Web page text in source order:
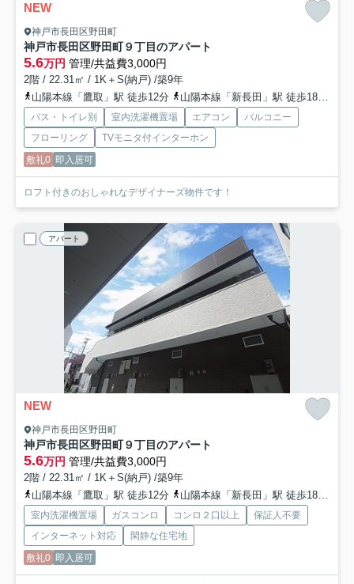
NEW
神戸市長田区野田町
神戸市長田区野田町９丁目のアパート
5.6万円 管理/共益費3,000円
2階 / 22.31㎡ / 1K＋S(納戸) /築9年
山陽本線「鷹取」駅 徒歩12分
山陽本線「新長田」駅 徒歩18分
バス・トイレ別 室内洗濯機置場 エアコン
バルコニー
フローリング
TVモニタ付インターホン
敷礼0 即入居可
ロフト付きのおしゃれなデザイナーズ物件です！
アパート
NEW
神戸市長田区野田町
神戸市長田区野田町９丁目のアパート
5.6万円 管理/共益費3,000円
2階 / 22.31㎡ / 1K＋S(納戸) /築9年
山陽本線「鷹取」駅 徒歩12分
山陽本線「新長田」駅 徒歩18分
室内洗濯機置場 ガスコンロ コンロ２口以上
保証人不要
インターネット対応
閑静な住宅地
敷礼0 即入居可